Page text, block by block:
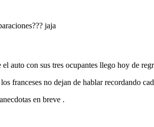
jaja
auto con sus tres ocupantes llego hoy de
franceses no dejan de hablar recordando
en breve .